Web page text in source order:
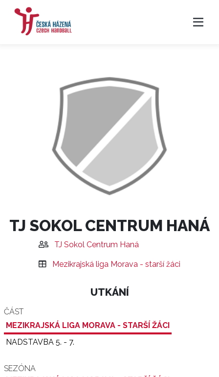
TJ SOKOL CENTRUM HANÁ
TJ Sokol Centrum Haná
Mezikrajská liga Morava - starší žáci
UTKÁNÍ
ČÁST
MEZIKRAJSKÁ LIGA MORAVA - STARŠÍ ŽÁCI
NADSTAVBA 5. - 7.
SEZÓNA